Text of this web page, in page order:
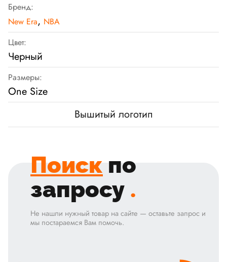
Бренд:
New Era, NBA
Цвет:
Черный
Размеры:
One Size
Вышитый логотип
Поиск по
запросу .
Не нашли нужный товар на сайте — оставьте запрос и
мы постараемся Вам помочь.